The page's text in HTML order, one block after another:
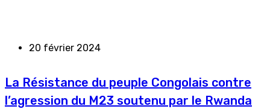
20 février 2024
La Résistance du peuple Congolais contre
l’agression du M23 soutenu par le Rwanda